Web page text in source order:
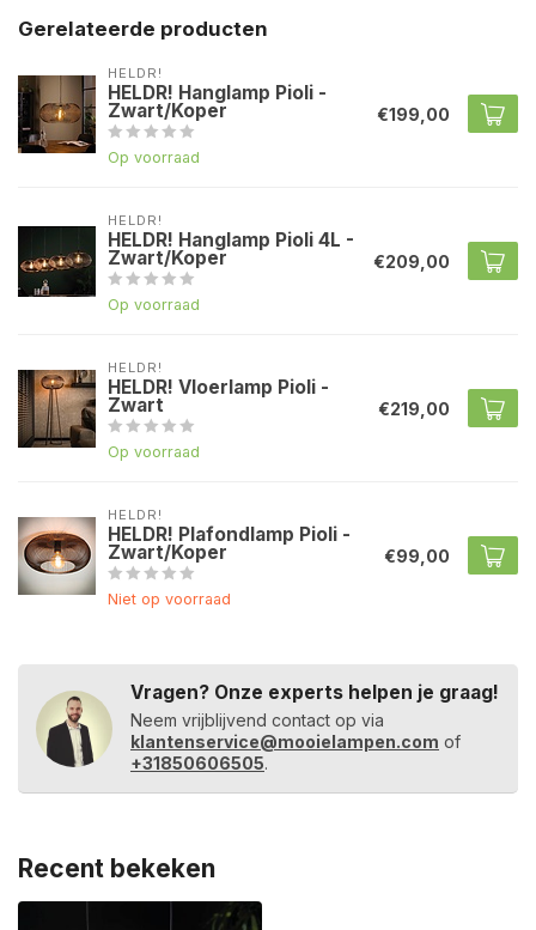
Gerelateerde producten
HELDR!
HELDR! Hanglamp Pioli -
Zwart/Koper
Op voorraad
€199,00
HELDR!
HELDR! Hanglamp Pioli 4L -
Zwart/Koper
Op voorraad
€209,00
HELDR!
HELDR! Vloerlamp Pioli -
Zwart
Op voorraad
€219,00
HELDR!
HELDR! Plafondlamp Pioli -
Zwart/Koper
Niet op voorraad
€99,00
Vragen? Onze experts helpen je graag!
Neem vrijblijvend contact op via
klantenservice@mooielampen.com of
+31850606505.
Recent bekeken